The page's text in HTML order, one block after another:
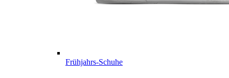
Frühjahrs-Schuhe